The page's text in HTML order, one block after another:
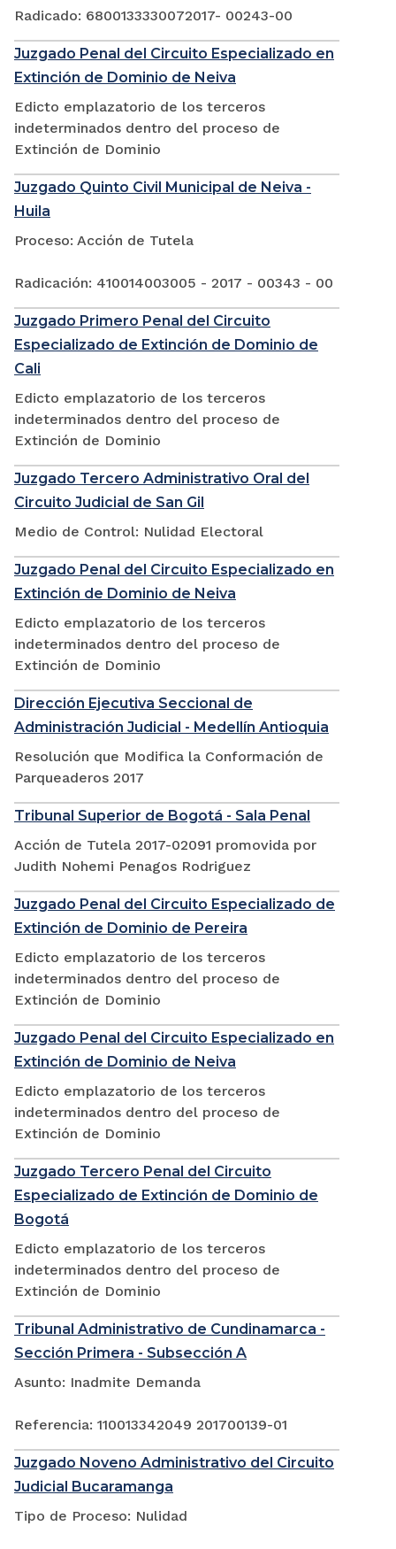
Radicado: 6800133330072017- 00243-00
Juzgado Penal del Circuito Especializado en
Extinción de Dominio de Neiva
Edicto emplazatorio de los terceros
indeterminados dentro del proceso de
Extinción de Dominio
Juzgado Quinto Civil Municipal de Neiva -
Huila
Proceso: Acción de Tutela
Radicación: 410014003005 - 2017 - 00343 - 00
Juzgado Primero Penal del Circuito
Especializado de Extinción de Dominio de
Cali
Edicto emplazatorio de los terceros
indeterminados dentro del proceso de
Extinción de Dominio
Juzgado Tercero Administrativo Oral del
Circuito Judicial de San Gil
Medio de Control: Nulidad Electoral
Juzgado Penal del Circuito Especializado en
Extinción de Dominio de Neiva
Edicto emplazatorio de los terceros
indeterminados dentro del proceso de
Extinción de Dominio
Dirección Ejecutiva Seccional de
Administración Judicial - Medellín Antioquia
Resolución que Modifica la Conformación de
Parqueaderos 2017
Tribunal Superior de Bogotá - Sala Penal
Acción de Tutela 2017-02091 promovida por
Judith Nohemi Penagos Rodriguez
Juzgado Penal del Circuito Especializado de
Extinción de Dominio de Pereira
Edicto emplazatorio de los terceros
indeterminados dentro del proceso de
Extinción de Dominio
Juzgado Penal del Circuito Especializado en
Extinción de Dominio de Neiva
Edicto emplazatorio de los terceros
indeterminados dentro del proceso de
Extinción de Dominio
Juzgado Tercero Penal del Circuito
Especializado de Extinción de Dominio de
Bogotá
Edicto emplazatorio de los terceros
indeterminados dentro del proceso de
Extinción de Dominio
Tribunal Administrativo de Cundinamarca -
Sección Primera - Subsección A
Asunto: Inadmite Demanda
Referencia: 110013342049 201700139-01
Juzgado Noveno Administrativo del Circuito
Judicial Bucaramanga
Tipo de Proceso: Nulidad